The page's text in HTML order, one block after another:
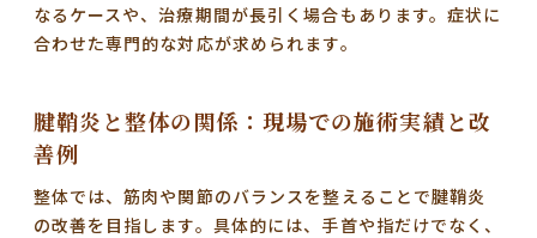
なるケースや、治療期間が長引く場合もあります。症状に
合わせた専門的な対応が求められます。
腱鞘炎と整体の関係：現場での施術実績と改
善例
整体では、筋肉や関節のバランスを整えることで腱鞘炎
の改善を目指します。具体的には、手首や指だけでなく、